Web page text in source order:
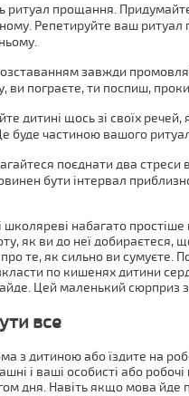
ритуал прощання.
Репетируйте ваш ритуал
завжди
ви пограєте, ти поспиш,
дитині щось зі своїх речей,
буде частиною вашого
поєднати два стреси
бути інтервал
школяреві набагато
як ви до неї добираєтеся,
те, як сильно ви сумуєте.
по кишенях дитини
Цей маленький сюрприз
все
з дитиною або їздите на
і ваші особисті або
дня. Навіть якщо мова йде